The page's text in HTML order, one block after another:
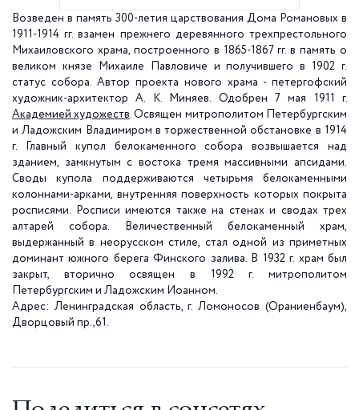
Возведен в память 300-летия царствования Дома Романовых в
1911-1914 гг. взамен прежнего деревянного трехпрестольного
Михаиловского храма, построенного в 1865-1867 гг. в память о
великом князе Михаиле Павловиче и получившего в 1902 г.
статус собора. Автор проекта нового храма - петергофский
художник-архитектор А. К. Миняев. Одобрен 7 мая 1911 г.
Академией художеств. Освящен митрополитом Петербургским
и Ладожским Владимиром в торжественной обстановке в 1914
г. Главный купол белокаменного собора возвышается над
зданием, замкнутым с востока тремя массивными апсидами.
Своды купола поддерживаются четырьмя белокаменными
колоннами-арками, внутренняя поверхность которых покрыта
росписями. Росписи имеются также на стенах и сводах трех
алтарей собора. Величественный белокаменный храм,
выдержанный в неорусском стиле, стал одной из приметных
доминант южного берега Финского залива. В 1932 г. храм был
закрыт, вторично освящен в 1992 г. митрополитом
Петербургским и Ладожским Иоанном.
Адрес: Ленинградская область, г. Ломоносов (Ораниенбаум),
Дворцовый пр.,61.